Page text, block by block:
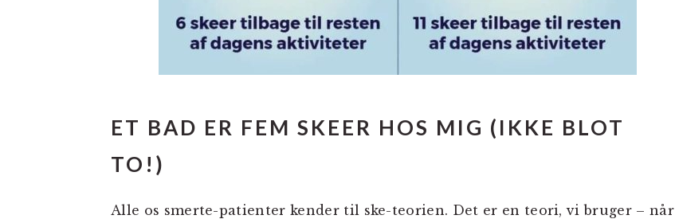
ET BAD ER FEM SKEER HOS MIG (IKKE BLOT
TO!)
Alle os smerte-patienter kender til ske-teorien. Det er en teori, vi bruger – når